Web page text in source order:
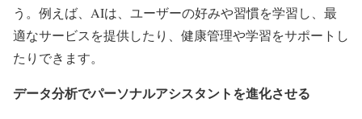
う。例えば、AIは、ユーザーの好みや習慣を学習し、最
適なサービスを提供したり、健康管理や学習をサポートし
たりできます。
データ分析でパーソナルアシスタントを進化させる